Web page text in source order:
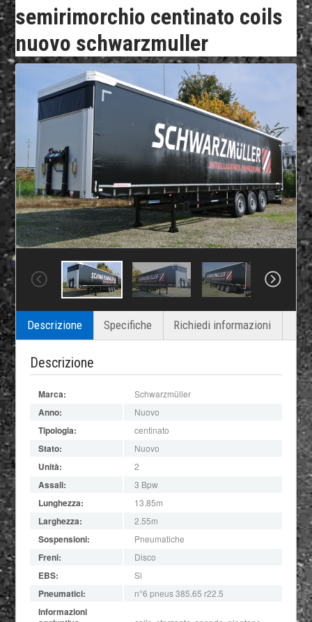
semirimorchio centinato coils
nuovo schwarzmuller
Descrizione Specifiche Richiedi informazioni
Descrizione
Marca: Schwarzmüller
Anno: Nuovo
Tipologia: centinato
Stato: Nuovo
Unità: 2
Assali: 3 Bpw
Lunghezza: 13.85m
Larghezza: 2.55m
Sospensioni: Pneumatiche
Freni: Disco
EBS: Si
Pneumatici: n°6 pneus 385.65 r22.5
Informazioni